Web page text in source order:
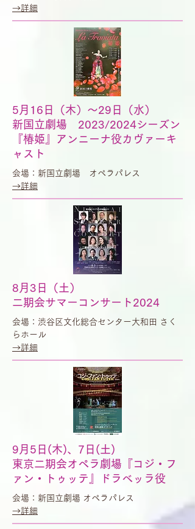
​→詳細
5月16日（木）〜29日（水）
新国立劇場 2023/2024シーズン
『椿姫』アンニーナ役カヴァーキ
ャスト
会場：新国立劇場 オペラパレス
​→詳細
8月3日（土）
二期会サマーコンサート2024
会場：渋谷区文化総合センター大和田 さく
らホール
​→詳細
9月5日(木)、7日(土)
東京二期会オペラ劇場『コジ・フ
ァン・トゥッテ』ドラベッラ役
会場：新国立劇場 オペラパレス
​→詳細